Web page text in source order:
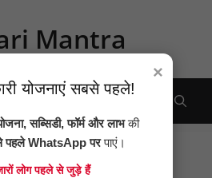
Mantra
×
योजनाएं सबसे पहले!
सब्सिडी, फॉर्म और लाभकी
पहले WhatsApp परपाएं।
लोग पहले से जुड़े हैं